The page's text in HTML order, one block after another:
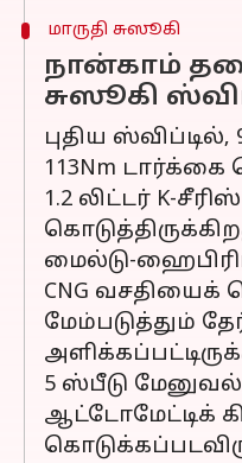
மாருதி சுஸூகி
நான்காம்
சுஸூகி
புதிய
113Nm டார்க்கை
1.2 லிட்டர் K-
மைல்டு-
CNG
மேம்படுத்தும்
5 ஸ்பீடு
ஆட்டோமேட்டிக்